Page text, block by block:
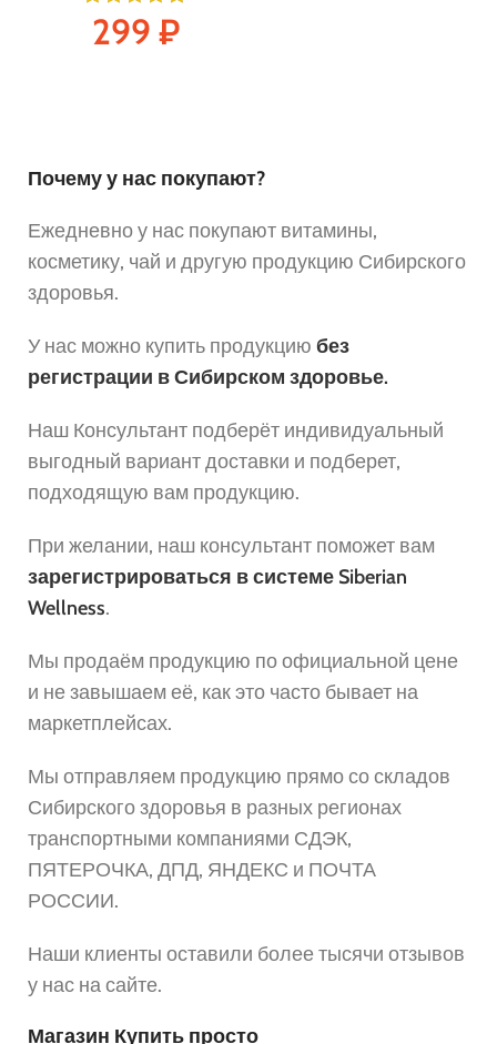
299 ₽
Почему у нас покупают?
Ежедневно у нас покупают витамины,
косметику, чай и другую продукцию Сибирского
здоровья.
У нас можно купить продукцию без
регистрации в Сибирском здоровье.
Наш Консультант подберёт индивидуальный
выгодный вариант доставки и подберет,
подходящую вам продукцию.
При желании, наш консультант поможет вам
зарегистрироваться в системе Siberian
Wellness.
Мы продаём продукцию по официальной цене
и не завышаем её, как это часто бывает на
маркетплейсах.
Мы отправляем продукцию прямо со складов
Сибирского здоровья в разных регионах
транспортными компаниями СДЭК,
ПЯТЕРОЧКА, ДПД, ЯНДЕКС и ПОЧТА
РОССИИ.
Наши клиенты оставили более тысячи отзывов
у нас на сайте.
Магазин Купить просто